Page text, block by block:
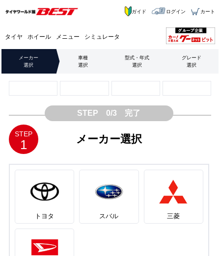
タイヤ ホイール メニュー シミュレータ
ガイド ログイン カート
メーカー
選択
車種
選択
型式・年式
選択
グレード
選択
STEP 0/3 完了
STEP
1 メーカー選択
トヨタ スバル 三菱